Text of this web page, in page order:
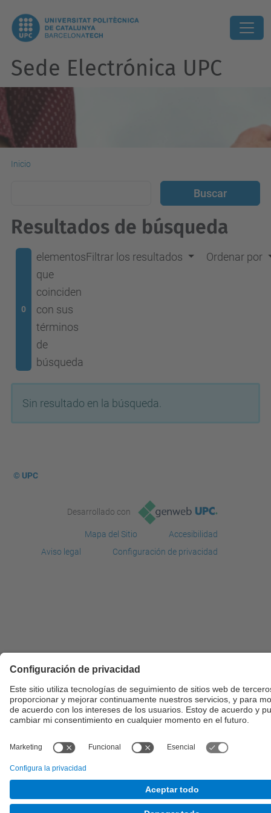
Sede Electrónica UPC
Inicio
Resultados de búsqueda
0
elementos
que
coinciden
con sus
términos
de
búsqueda
Filtrar los resultados Ordenar por
Sin resultado en la búsqueda.
© UPC
Desarrollado con
Mapa del Sitio
Accesibilidad
Aviso legal
Configuración de privacidad